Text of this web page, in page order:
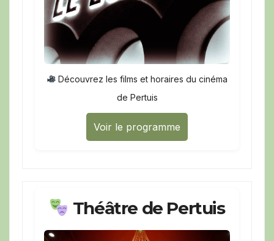
Découvrez les films et horaires du cinéma
de Pertuis
Voir le programme
Théâtre de Pertuis